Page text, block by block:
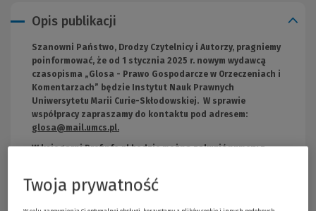
Opis publikacji
Szanowni Państwo, Drodzy Czytelnicy i Autorzy, pragniemy
poinformować, że od 1 stycznia 2025 r. nowym wydawcą
czasopisma „Glosa - Prawo Gospodarcze w Orzeczeniach i
Komentarzach” będzie Instytut Nauk Prawnych
Uniwersytetu Marii Curie-Skłodowskiej. W sprawie
współpracy zapraszamy do kontaktu pod adresem:
glosa@mail.umcs.pl.
W księgarni Profinfo.pl będzie można zakupić numery z
Twoja prywatność